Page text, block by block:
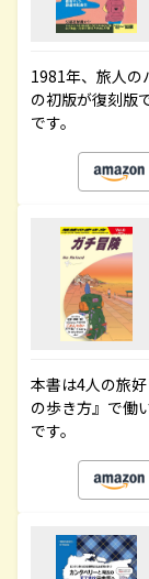
1981年、旅人の
の初版が復刻版
です。
本書は4人の旅
の歩き方』で働
です。